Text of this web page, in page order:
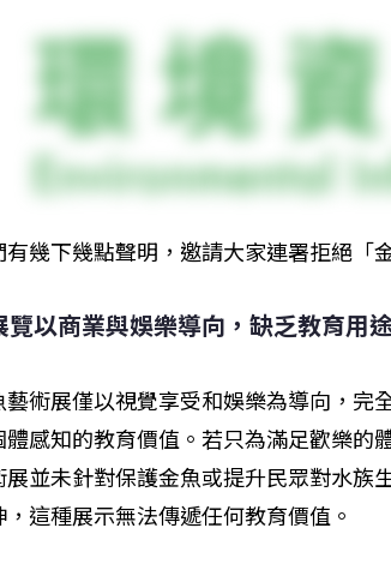
有幾下幾點聲明，邀請大家連署拒絕「
覽以商業與娛樂導向，缺乏教育用
藝術展僅以視覺享受和娛樂為導向，完
體感知的教育價值。若只為滿足歡樂的
展並未針對保護金魚或提升民眾對水族
，這種展示無法傳遞任何教育價值。